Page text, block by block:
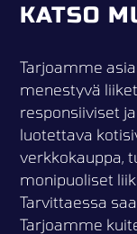
KATSO
Tarjoamme
menestyvä
responsiiviset
luotettava
verkkokauppa,
monipuoliset
Tarvittaessa
Tarjoamme